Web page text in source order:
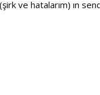
ve hatalarım) ın